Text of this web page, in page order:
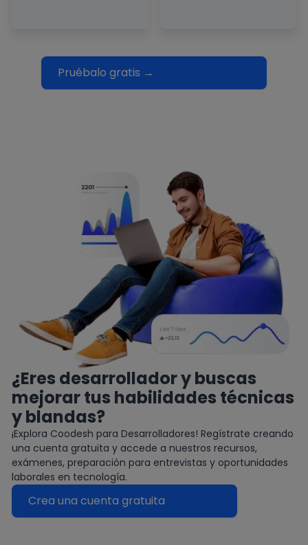
Pruébalo gratis →
¿Eres desarrollador y buscas
mejorar tus habilidades técnicas
y blandas?
¡Explora Coodesh para Desarrolladores! Regístrate creando
una cuenta gratuita y accede a nuestros recursos,
exámenes, preparación para entrevistas y oportunidades
laborales en tecnología.
Crea una cuenta gratuita